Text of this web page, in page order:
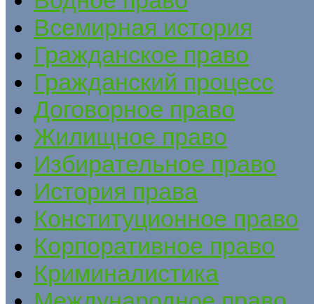
Всемирная история
Гражданское право
Гражданский процесс
Договорное право
Жилищное право
Избирательное право
История права
Конституционное право
Корпоративное право
Криминалистика